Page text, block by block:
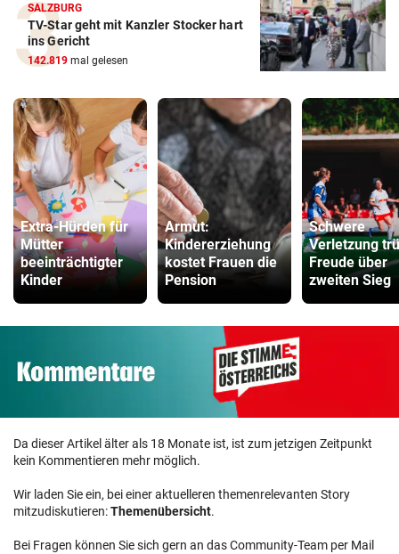
SALZBURG
TV-Star geht mit Kanzler Stocker hart
ins Gericht
142.819 mal gelesen
Extra-Hürden für
Mütter
beeinträchtigter
Kinder
Armut:
Kindererziehung
kostet Frauen die
Pension
Schwere
Verletzung
Freude über
zweiten Sieg
Da dieser Artikel älter als 18 Monate ist, ist zum jetzigen Zeitpunkt
kein Kommentieren mehr möglich.
Wir laden Sie ein, bei einer aktuelleren themenrelevanten Story
mitzudiskutieren:Themenübersicht.
Bei Fragen können Sie sich gern an das Community-Team per Mail